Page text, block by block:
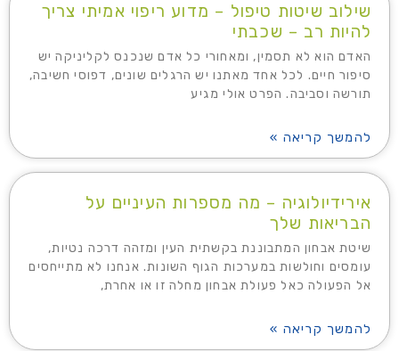
שילוב שיטות טיפול – מדוע ריפוי אמיתי צריך
להיות רב – שכבתי
האדם הוא לא תסמין, ומאחורי כל אדם שנכנס לקליניקה יש
סיפור חיים. לכל אחד מאתנו יש הרגלים שונים, דפוסי חשיבה,
תורשה וסביבה. הפרט אולי מגיע
להמשך קריאה »
אירידיולוגיה – מה מספרות העיניים על
הבריאות שלך
שיטת אבחון המתבוננת בקשתית העין ומזהה דרכה נטיות,
עומסים וחולשות במערכות הגוף השונות. אנחנו לא מתייחסים
אל הפעולה כאל פעולת אבחון מחלה זו או אחרת,
להמשך קריאה »